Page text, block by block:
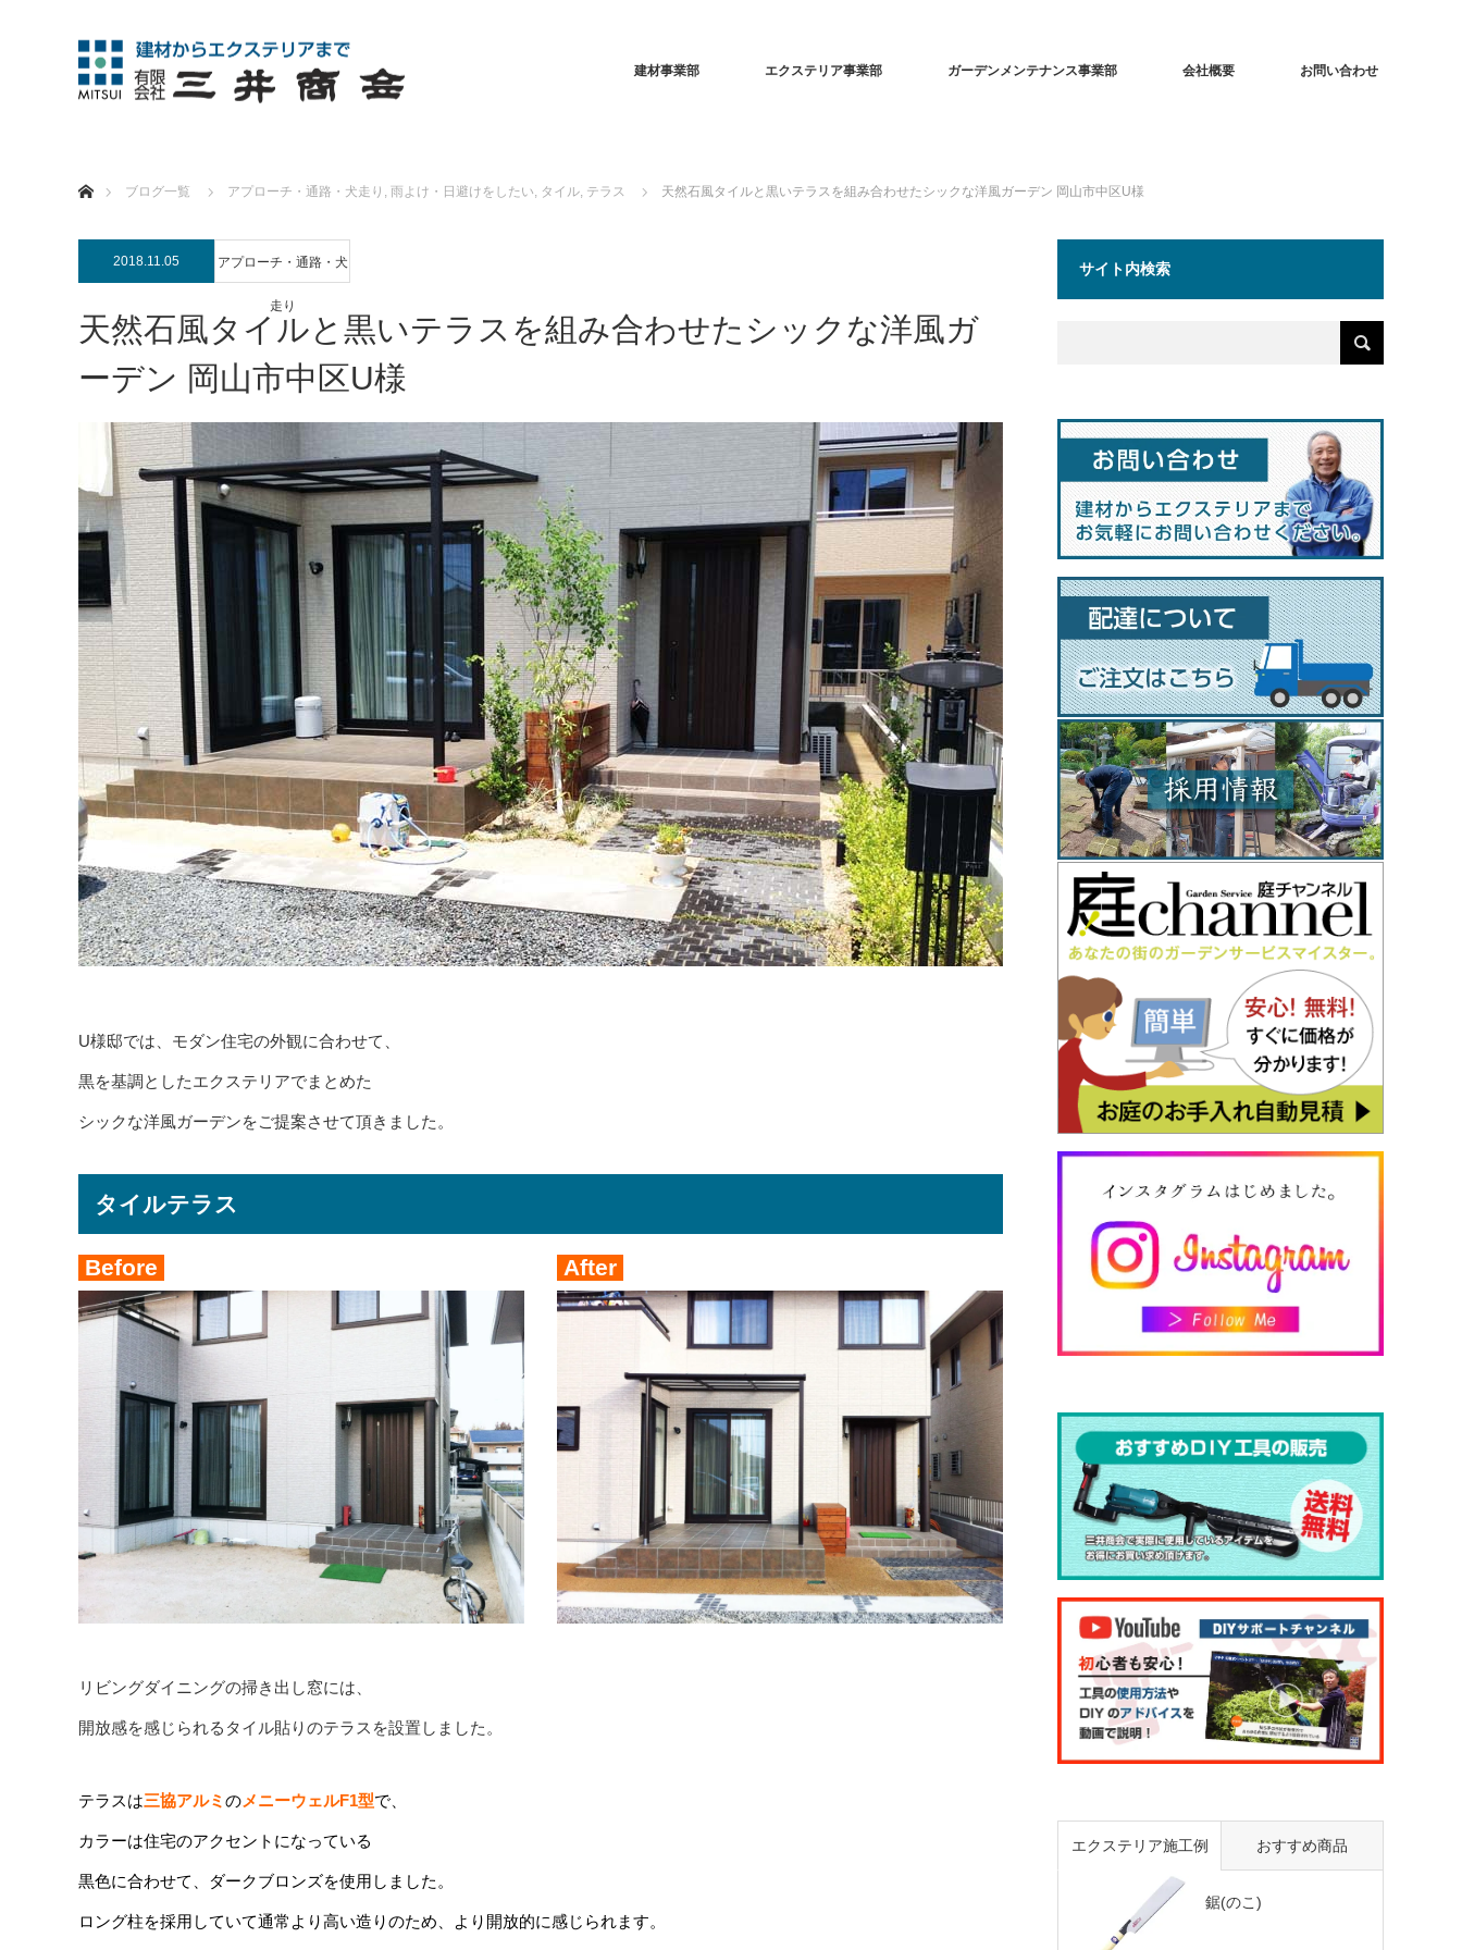
建材事業部 エクステリア事業部 ガーデンメンテナンス事業部 会社概要 お問い合わせ
ブログ一覧
アプローチ・通路・犬走り , 雨よけ・日避けをしたい, タイル, テラス 天然石風タイルと黒いテラスを組み合わせたシックな洋風ガーデン 岡山市中区U様
2018.11.05 アプローチ・通路・犬
走り
天然石風タイルと黒いテラスを組み合わせたシックな洋風ガ
ーデン 岡山市中区U様
U様邸では、モダン住宅の外観に合わせて、
黒を基調としたエクステリアでまとめた
シックな洋風ガーデンをご提案させて頂きました。
タイルテラス
Before After
リビングダイニングの掃き出し窓には、
開放感を感じられるタイル貼りのテラスを設置しました。
テラスは三協アルミ のメニーウェルF1型で、
カラーは住宅のアクセントになっている
黒色に合わせて、ダークブロンズを使用しました。
ロング柱を採用していて通常より高い造りのため、より開放的に感じられます。
サイト内検索
エクステリア施工例 おすすめ商品
鋸(のこ)